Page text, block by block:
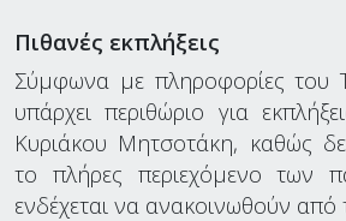
Πιθανές εκπλήξεις
Σύμφωνα με πληροφορίες του
υπάρχει περιθώριο για
Κυριάκου Μητσοτάκη, καθώς
το πλήρες περιεχόμενο των
ενδέχεται να ανακοινωθούν